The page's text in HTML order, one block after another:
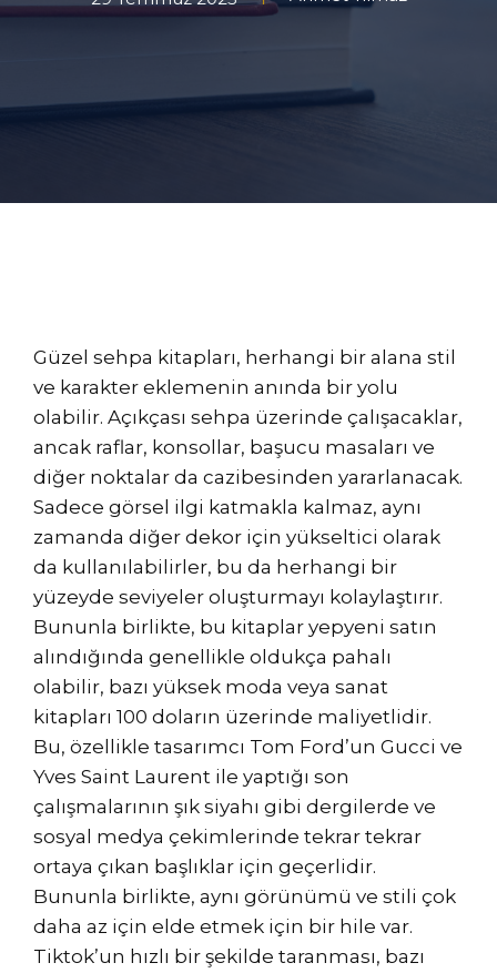
Güzel sehpa kitapları, herhangi bir alana stil
ve karakter eklemenin anında bir yolu
olabilir. Açıkçası sehpa üzerinde çalışacaklar,
ancak raflar, konsollar, başucu masaları ve
diğer noktalar da cazibesinden yararlanacak.
Sadece görsel ilgi katmakla kalmaz, aynı
zamanda diğer dekor için yükseltici olarak
da kullanılabilirler, bu da herhangi bir
yüzeyde seviyeler oluşturmayı kolaylaştırır.
Bununla birlikte, bu kitaplar yepyeni satın
alındığında genellikle oldukça pahalı
olabilir, bazı yüksek moda veya sanat
kitapları 100 doların üzerinde maliyetlidir.
Bu, özellikle tasarımcı Tom Ford’un Gucci ve
Yves Saint Laurent ile yaptığı son
çalışmalarının şık siyahı gibi dergilerde ve
sosyal medya çekimlerinde tekrar tekrar
ortaya çıkan başlıklar için geçerlidir.
Bununla birlikte, aynı görünümü ve stili çok
daha az için elde etmek için bir hile var.
Tiktok’un hızlı bir şekilde taranması, bazı